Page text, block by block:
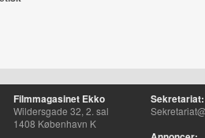
Filmmagasinet Ekko
Wildersgade 32, 2. sal
1408 København K
Sekretariat: